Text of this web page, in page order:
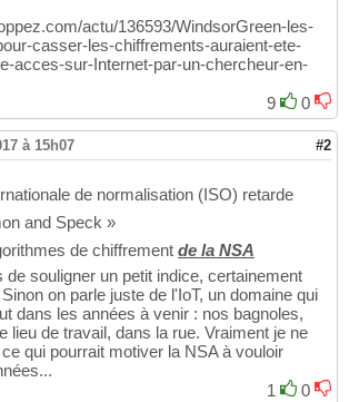
actu/136593/WindsorGreen-les-
casser-les-chiffrements-auraient-ete-
acces-sur-Internet-par-un-chercheur-en-
9
0
à 15h07 #2
de normalisation (ISO) retarde
and Speck »
de chiffrement de la NSA
souligner un petit indice, certainement
on parle juste de l'IoT, un domaine qui
dans les années à venir : nos bagnoles,
lieu de travail, dans la rue. Vraiment je ne
qui pourrait motiver la NSA à vouloir
1
0